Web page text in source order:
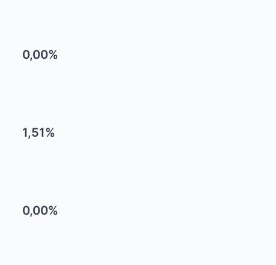
0,00%
1,51%
0,00%